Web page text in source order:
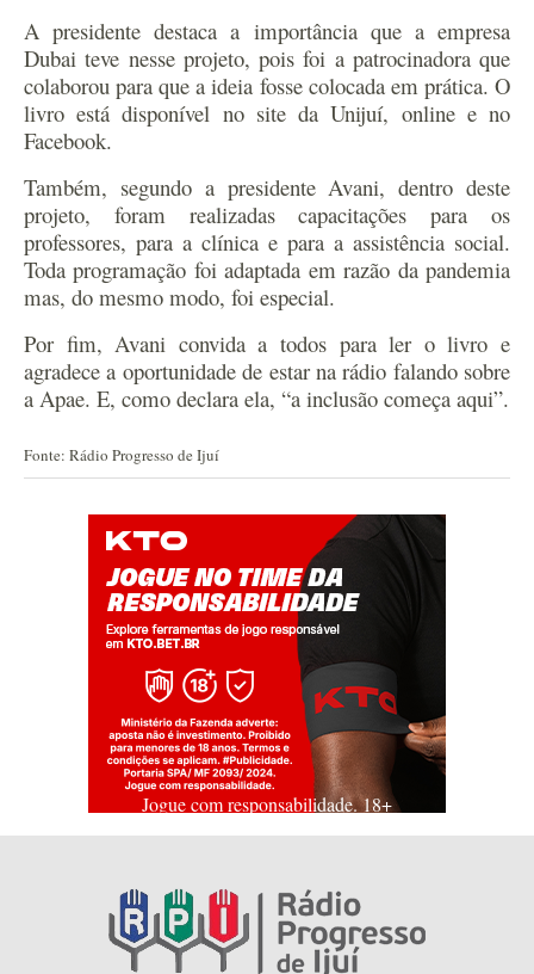
A presidente destaca a importância que a empresa
Dubai teve nesse projeto, pois foi a patrocinadora que
colaborou para que a ideia fosse colocada em prática. O
livro está disponível no site da Unijuí, online e no
Facebook.
Também, segundo a presidente Avani, dentro deste
projeto, foram realizadas capacitações para os
professores, para a clínica e para a assistência social.
Toda programação foi adaptada em razão da pandemia
mas, do mesmo modo, foi especial.
Por fim, Avani convida a todos para ler o livro e
agradece a oportunidade de estar na rádio falando sobre
a Apae. E, como declara ela, “a inclusão começa aqui”.
Fonte: Rádio Progresso de Ijuí
Jogue com responsabilidade. 18+